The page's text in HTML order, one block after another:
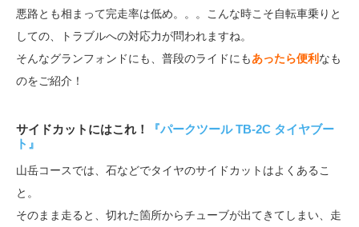
悪路とも相まって完走率は低め。。。こんな時こそ自転車乗りと
しての、トラブルへの対応力が問われますね。
そんなグランフォンドにも、普段のライドにもあったら便利 なも
のをご紹介！
サイドカットにはこれ！
『パークツール TB-2C タイヤブー
ト』
山岳コースでは、石などでタイヤのサイドカットはよくあるこ
と。
そのまま走ると、切れた箇所からチューブが出てきてしまい、走